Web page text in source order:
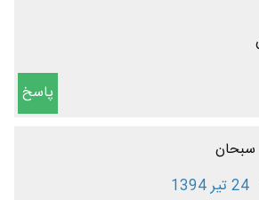
پاسخ
سبحان
24 تیر 1394